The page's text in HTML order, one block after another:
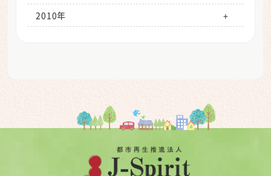
12月（1）
11月（2）
10月（1）
9月（1）
8月（1）
7月（1）
12月（1）
6月（0）
11月（0）
5月（0）
10月（0）
4月（0）
9月（0）
3月（0）
8月（0）
2月（9）
7月（0）
1月（0）
6月（0）
2010年
5月（0）